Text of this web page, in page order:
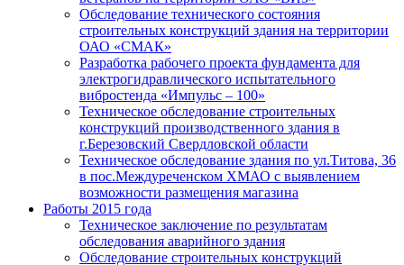
Обследование технического состояния
строительных конструкций здания на территории
ОАО «СМАК»
Разработка рабочего проекта фундамента для
электрогидравлического испытательного
вибростенда «Импульс – 100»
Техническое обследование строительных
конструкций производственного здания в
г.Березовский Свердловской области
Техническое обследование здания по ул.Титова, 36
в пос.Междуреченском ХМАО с выявлением
возможности размещения магазина
Работы 2015 года
Техническое заключение по результатам
обследования аварийного здания
Обследование строительных конструкций